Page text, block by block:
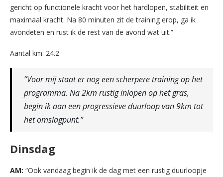
gericht op functionele kracht voor het hardlopen, stabiliteit en
maximaal kracht. Na 80 minuten zit de training erop, ga ik
avondeten en rust ik de rest van de avond wat uit.”
Aantal km: 24.2
“Voor mij staat er nog een scherpere training op het
programma. Na 2km rustig inlopen op het gras,
begin ik aan een progressieve duurloop van 9km tot
het omslagpunt.”
Dinsdag
AM: “Ook vandaag begin ik de dag met een rustig duurloopje